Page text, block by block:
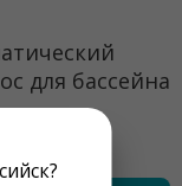
для бассейна